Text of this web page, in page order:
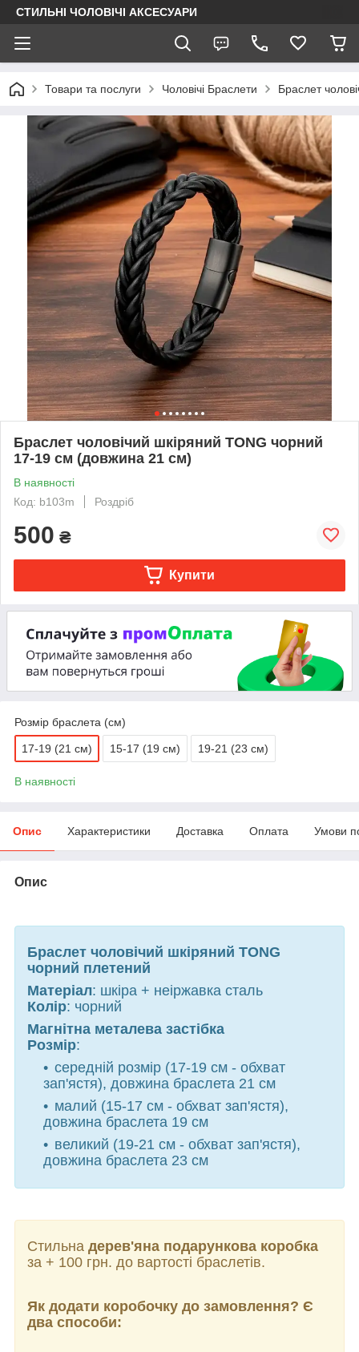
СТИЛЬНІ ЧОЛОВІЧІ АКСЕСУАРИ
Товари та послуги Чоловічі Браслети Браслет
Браслет чоловічий шкіряний TONG чорний
17-19 см (довжина 21 см)
В наявності
Код: b103m
Роздріб
500 ₴
Купити
Розмір браслета (см)
17-19 (21 см) 15-17 (19 см) 19-21 (23 см)
В наявності
Опис Характеристики Доставка Оплата Умови
Опис
Браслет чоловічий шкіряний TONG
чорний плетений
Матеріал: шкіра + неіржавка сталь
Колір: чорний
Магнітна металева застібка
Розмір:
середній розмір (17-19 см - обхват
зап'ястя), довжина браслета 21 см
малий (15-17 см - обхват зап'ястя),
довжина браслета 19 см
великий (19-21 см - обхват зап'ястя),
довжина браслета 23 см
Стильна дерев'яна подарункова коробка
за + 100 грн. до вартості браслетів.
Як додати коробочку до замовлення? Є
два способи: